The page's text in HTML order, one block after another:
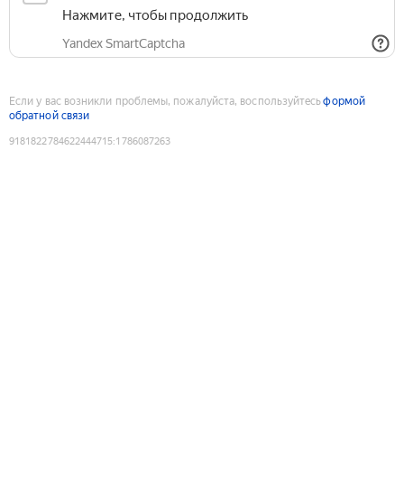
Нажмите, чтобы продолжить
Yandex SmartCaptcha
Если у вас возникли проблемы, пожалуйста, воспользуйтесьформой
обратной связи
9181822784622444715:1786087263